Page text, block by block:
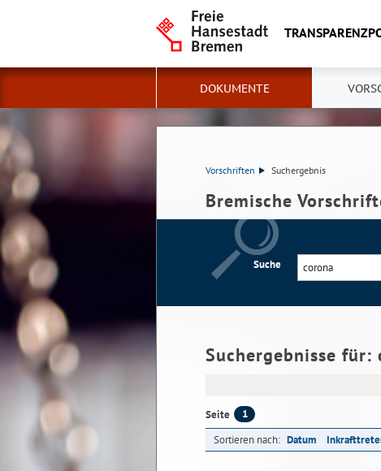
DOKUMENTE
Vorschriften Suchergebnis
Bremische
Suche
Suchergebnisse für:
Seite 1
Sortieren nach: Datum